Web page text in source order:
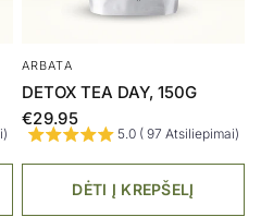
ARBATA
DETOX TEA DAY, 150G
€29.95
5.0 ( 97 Atsiliepimai)
DĖTI Į KREPŠELĮ